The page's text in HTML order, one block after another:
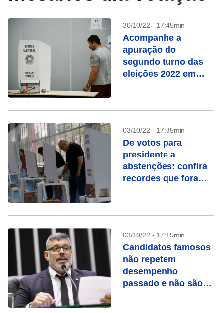
30/10/22 - 17:45min
Acompanhe a
apuração do
segundo turno das
eleições 2022 em
03/10/22 - 17:35min
De votos para
presidente a
abstenções: confira
recordes que foram
03/10/22 - 17:15min
Candidatos famosos
não repetem
desempenho
passado e não são